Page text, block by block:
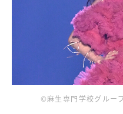
©麻生専門学校グル